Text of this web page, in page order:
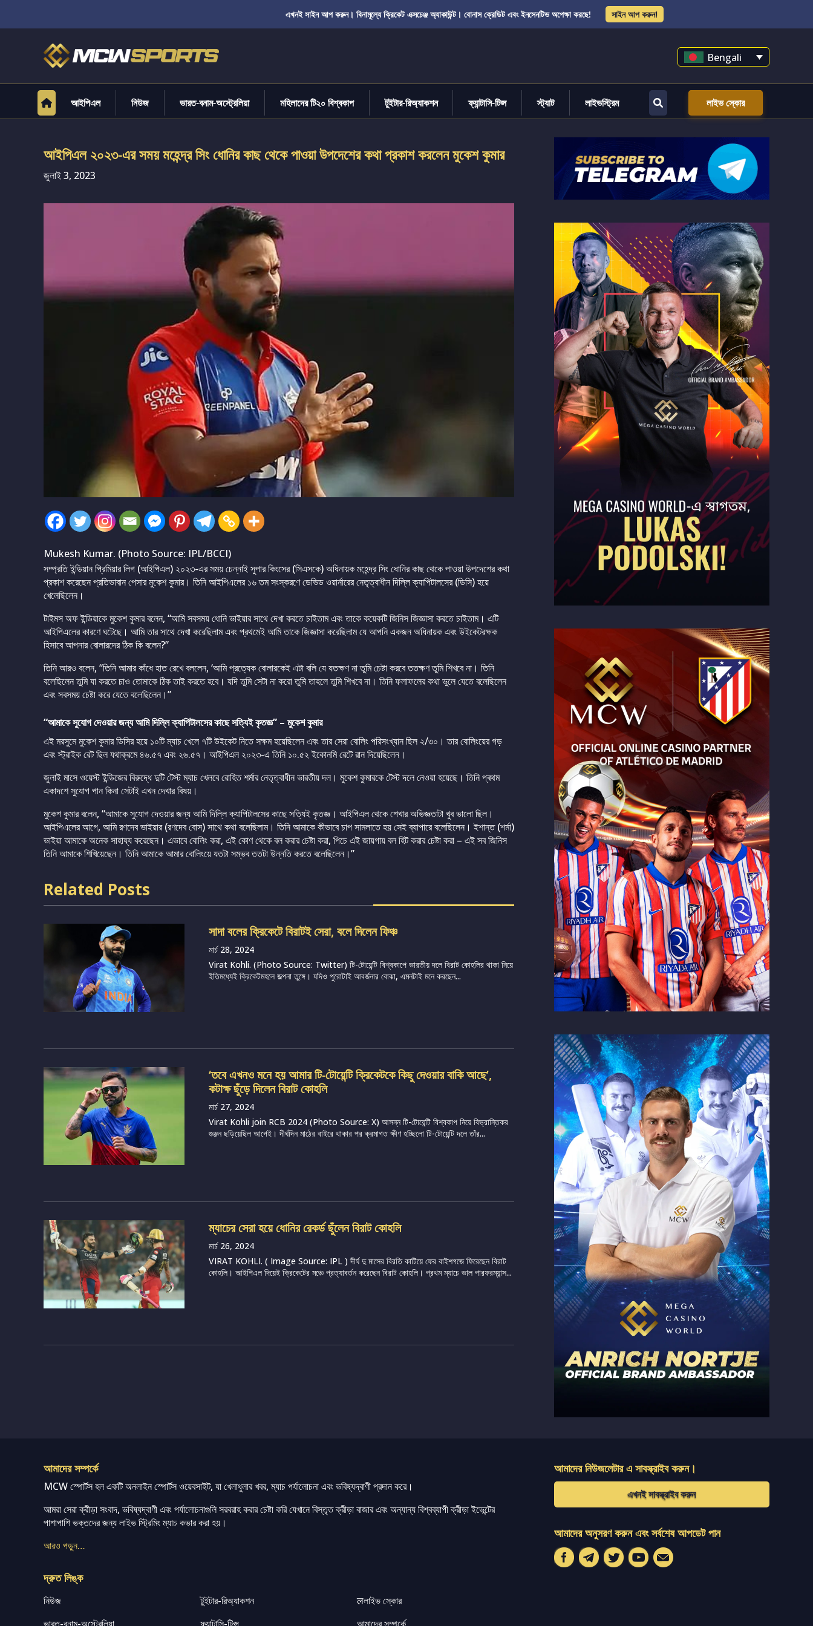
এখনই সাইন আপ করুন। বিনামূল্যে ক্রিকেট এক্সচেঞ্জ অ্যাকাউন্ট। বোনাস ক্রেডিট এবং ইনসেনটিভ অপেক্ষা করছে! সাইন আপ করুন!
Bengali
আইপিএল নিউজ ভারত-বনাম-অস্ট্রেলিয়া মহিলাদের টি২০ বিশ্বকাপ টুইটার-রিঅ্যাকশন ফ্যান্টাসি-টিপ্স স্ট্যাট লাইভস্ট্রিম লাইভ স্কোর
আইপিএল ২০২৩-এর সময় মহেন্দ্র সিং ধোনির কাছ থেকে পাওয়া উপদেশের কথা প্রকাশ করলেন মুকেশ কুমার
জুলাই 3, 2023
Mukesh Kumar. (Photo Source: IPL/BCCI)
সম্প্রতি ইন্ডিয়ান প্রিমিয়ার লিগ (আইপিএল) ২০২৩-এর সময় চেন্নাই সুপার কিংসের (সিএসকে) অধিনায়ক মহেন্দ্র সিং ধোনির কাছ থেকে পাওয়া উপদেশের কথা
প্রকাশ করেছেন প্রতিভাবান পেসার মুকেশ কুমার। তিনি আইপিএলের ১৬ তম সংস্করণে ডেভিড ওয়ার্নারের নেতৃত্বাধীন দিল্লি ক্যাপিটালসের (ডিসি) হয়ে
খেলেছিলেন।
টাইমস অফ ইন্ডিয়াকে মুকেশ কুমার বলেন, “আমি সবসময় ধোনি ভাইয়ার সাথে দেখা করতে চাইতাম এবং তাকে কয়েকটি জিনিস জিজ্ঞাসা করতে চাইতাম। এটি
আইপিএলের কারণে ঘটেছে। আমি তার সাথে দেখা করেছিলাম এবং প্রথমেই আমি তাকে জিজ্ঞাসা করেছিলাম যে আপনি একজন অধিনায়ক এবং উইকেটরক্ষক
হিসাবে আপনার বোলারদের ঠিক কি বলেন?”
তিনি আরও বলেন, “তিনি আমার কাঁধে হাত রেখে বললেন, ‘আমি প্রত্যেক বোলারকেই এটা বলি যে যতক্ষণ না তুমি চেষ্টা করবে ততক্ষণ তুমি শিখবে না। তিনি
বলেছিলেন তুমি যা করতে চাও তোমাকে ঠিক তাই করতে হবে। যদি তুমি সেটা না করো তুমি তাহলে তুমি শিখবে না। তিনি ফলাফলের কথা ভুলে যেতে বলেছিলেন
এবং সবসময় চেষ্টা করে যেতে বলেছিলেন।”
“আমাকে সুযোগ দেওয়ার জন্য আমি দিল্লি ক্যাপিটালসের কাছে সত্যিই কৃতজ্ঞ” – মুকেশ কুমার
এই মরসুমে মুকেশ কুমার ডিসির হয়ে ১০টি ম্যাচ খেলে ৭টি উইকেট নিতে সক্ষম হয়েছিলেন এবং তার সেরা বোলিং পরিসংখ্যান ছিল ২/৩০। তার বোলিংয়ের গড়
এবং স্ট্রাইক রেট ছিল যথাক্রমে ৪৬.৫৭ এবং ২৬.৫৭। আইপিএল ২০২৩-এ তিনি ১০.৫২ ইকোনমি রেটে রান দিয়েছিলেন।
জুলাই মাসে ওয়েস্ট ইন্ডিজের বিরুদ্ধে দুটি টেস্ট ম্যাচ খেলবে রোহিত শর্মার নেতৃত্বাধীন ভারতীয় দল। মুকেশ কুমারকে টেস্ট দলে নেওয়া হয়েছে। তিনি প্ৰথম
একাদশে সুযোগ পান কিনা সেটাই এখন দেখার বিষয়।
মুকেশ কুমার বলেন, “আমাকে সুযোগ দেওয়ার জন্য আমি দিল্লি ক্যাপিটালসের কাছে সত্যিই কৃতজ্ঞ। আইপিএল থেকে শেখার অভিজ্ঞতাটা খুব ভালো ছিল।
আইপিএলের আগে, আমি রণদেব ভাইয়ার (রণদেব বোস) সাথে কথা বলেছিলাম। তিনি আমাকে কীভাবে চাপ সামলাতে হয় সেই ব্যাপারে বলেছিলেন। ইশান্ত (শর্মা)
ভাইয়া আমাকে অনেক সাহায্য করেছেন। এভাবে বোলিং করা, এই কোণ থেকে বল করার চেষ্টা করা, পিচে এই জায়গায় বল হিট করার চেষ্টা করা – এই সব জিনিস
তিনি আমাকে শিখিয়েছেন। তিনি আমাকে আমার বোলিংয়ে যতটা সম্ভব ততটা উন্নতি করতে বলেছিলেন।”
Related Posts
সাদা বলের ক্রিকেটে বিরাটই সেরা, বলে দিলেন ফিঞ্চ
মার্চ 28, 2024
Virat Kohli. (Photo Source: Twitter) টি-টোয়েন্টি বিশ্বকাপে ভারতীয় দলে বিরাট কোহলির থাকা নিয়ে
ইতিমধ্যেই ক্রিকেটমহলে জল্পনা তুঙ্গে। যদিও পুরোটাই আবর্জনার বোঝা, এমনটাই মনে করছেন...
‘তবে এখনও মনে হয় আমার টি-টোয়েন্টি ক্রিকেটকে কিছু দেওয়ার বাকি আছে’,
কটাক্ষ ছুঁড়ে দিলেন বিরাট কোহলি
মার্চ 27, 2024
Virat Kohli join RCB 2024 (Photo Source: X) আসন্ন টি-টোয়েন্টি বিশ্বকাপ নিয়ে বিভ্রান্তিকর
গুঞ্জন ছড়িয়েছিল আগেই। দীর্ঘদিন মাঠের বাইরে থাকার পর ক্রমাগত ক্ষীণ হচ্ছিলো টি-টোয়েন্টি দলে তাঁর...
ম্যাচের সেরা হয়ে ধোনির রেকর্ড ছুঁলেন বিরাট কোহলি
মার্চ 26, 2024
VIRAT KOHLI. ( Image Source: IPL ) দীর্ঘ দু মাসের বিরতি কাটিয়ে ফের বাইশগজে ফিরেছেন বিরাট
কোহলি। আইপিএল দিয়েই ক্রিকেটের মঞ্চে প্রত্যাবর্তন করেছেন বিরাট কোহলি। প্রথম ম্যাচে ভাল পারফরম্যান্স...
আমাদের সম্পর্কে
MCW স্পোর্টস হল একটি অনলাইন স্পোর্টস ওয়েবসাইট, যা খেলাধুলার খবর, ম্যাচ পর্যালোচনা এবং ভবিষ্যদ্বাণী প্রদান করে।
আমরা সেরা ক্রীড়া সংবাদ, ভবিষ্যদ্বাণী এবং পর্যালোচনাগুলি সরবরাহ করার চেষ্টা করি যেখানে বিস্তৃত ক্রীড়া বাজার এবং অন্যান্য বিশ্বব্যাপী ক্রীড়া ইভেন্টের
পাশাপাশি ভক্তদের জন্য লাইভ স্ট্রিমিং ম্যাচ কভার করা হয়।
আরও পড়ুন…
দ্রুত লিঙ্ক
নিউজ টুইটার-রিঅ্যাকশন
लলাইভ স্কোর
আমাদের নিউজলেটার এ সাবস্ক্রাইব করুন।
এখনই সাবস্ক্রাইব করুন
আমাদের অনুসরণ করুন এবং সর্বশেষ আপডেট পান